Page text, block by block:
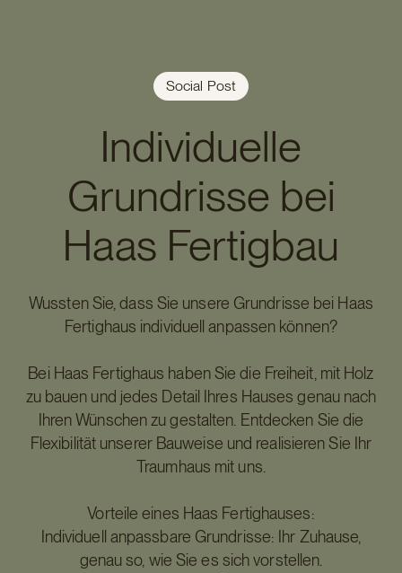
Social Post
Individuelle
Grundrisse bei
Haas Fertigbau
Wussten Sie, dass Sie unsere Grundrisse bei Haas
Fertighaus individuell anpassen können?
Bei Haas Fertighaus haben Sie die Freiheit, mit Holz
zu bauen und jedes Detail Ihres Hauses genau nach
Ihren Wünschen zu gestalten. Entdecken Sie die
Flexibilität unserer Bauweise und realisieren Sie Ihr
Traumhaus mit uns.
Vorteile eines Haas Fertighauses:
Individuell anpassbare Grundrisse: Ihr Zuhause,
genau so, wie Sie es sich vorstellen.